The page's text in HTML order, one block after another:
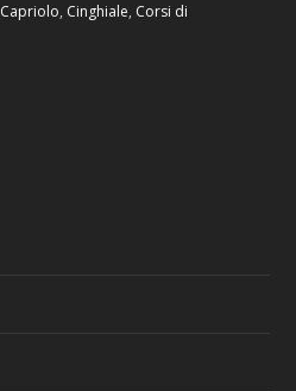
Capriolo, Cinghiale, Corsi di